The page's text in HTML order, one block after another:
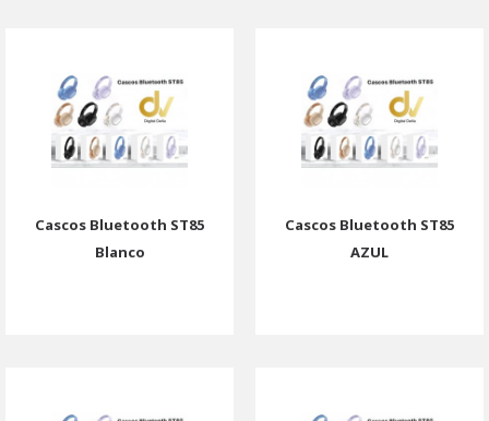
Cascos Bluetooth ST85
Blanco
Cascos Bluetooth ST85
AZUL